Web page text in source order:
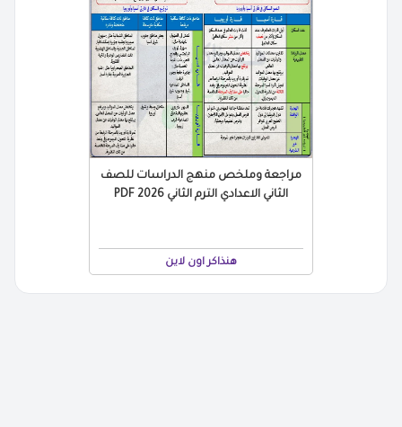
مراجعة وملخص منهج الدراسات للصف
الثاني الاعدادي الترم الثاني 2026 PDF
هنذاكر اون لاين